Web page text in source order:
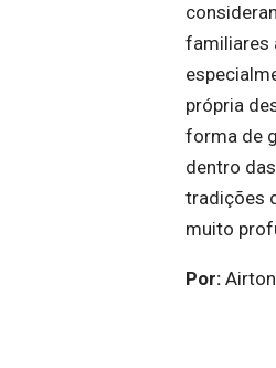
familiares
própria
forma de
dentro
tradições
muito
Por:Airton